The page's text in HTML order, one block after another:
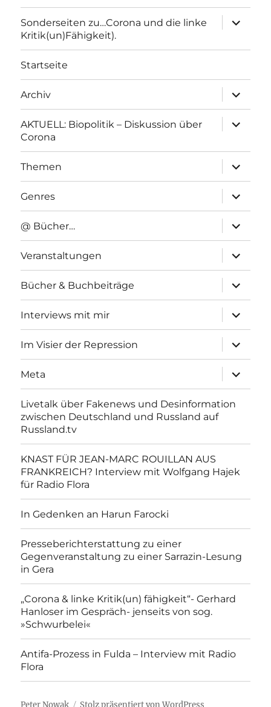
Sonderseiten zu…Corona und die linke
Kritik(un)Fähigkeit).
anzeigen
Startseite
Archiv
anzeigen
AKTUELL: Biopolitik – Diskussion über
Corona
anzeigen
Themen
anzeigen
Genres
anzeigen
@ Bücher…
anzeigen
Veranstaltungen
anzeigen
Bücher & Buchbeiträge
anzeigen
Interviews mit mir
anzeigen
Im Visier der Repression
anzeigen
Meta
anzeigen
Livetalk über Fakenews und Desinformation
zwischen Deutschland und Russland auf
Russland.tv
KNAST FÜR JEAN-MARC ROUILLAN AUS
FRANKREICH? Interview mit Wolfgang Hajek
für Radio Flora
In Gedenken an Harun Farocki
Presseberichterstattung zu einer
Gegenveranstaltung zu einer Sarrazin-Lesung
in Gera
„Corona & linke Kritik(un) fähigkeit“- Gerhard
Hanloser im Gespräch- jenseits von sog.
»Schwurbelei«
Antifa-Prozess in Fulda – Interview mit Radio
Flora